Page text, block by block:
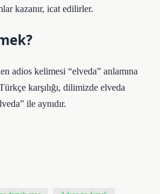
kazanır, icat edilirler.
adios kelimesi “elveda” anlamına
karşılığı, dilimizde elveda
ile aynıdır.